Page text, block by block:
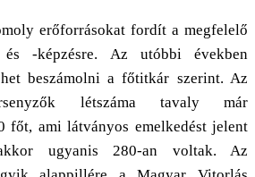
erőforrásokat fordít a megfelelő
és -képzésre. Az utóbbi években
beszámolni a főtitkár szerint. Az
létszáma tavaly már
főt, ami látványos emelkedést jelent
ugyanis 280-an voltak. Az